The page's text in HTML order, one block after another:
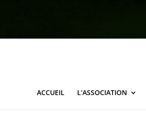
ACCUEIL L’ASSOCIATION